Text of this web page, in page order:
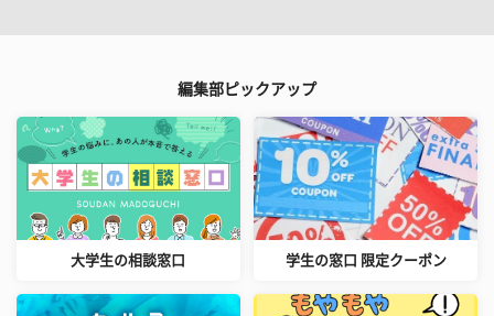
編集部ピックアップ
大学生の相談窓口 学生の窓口 限定クーポン